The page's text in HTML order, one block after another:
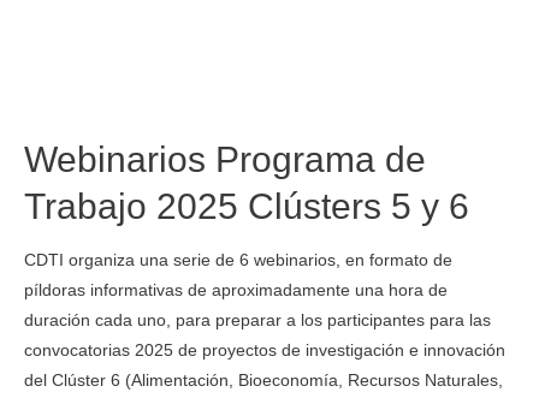
Webinarios Programa de
Trabajo 2025 Clústers 5 y 6
CDTI organiza una serie de 6 webinarios, en formato de
píldoras informativas de aproximadamente una hora de
duración cada uno, para preparar a los participantes para las
convocatorias 2025 de proyectos de investigación e innovación
del Clúster 6 (Alimentación, Bioeconomía, Recursos Naturales,